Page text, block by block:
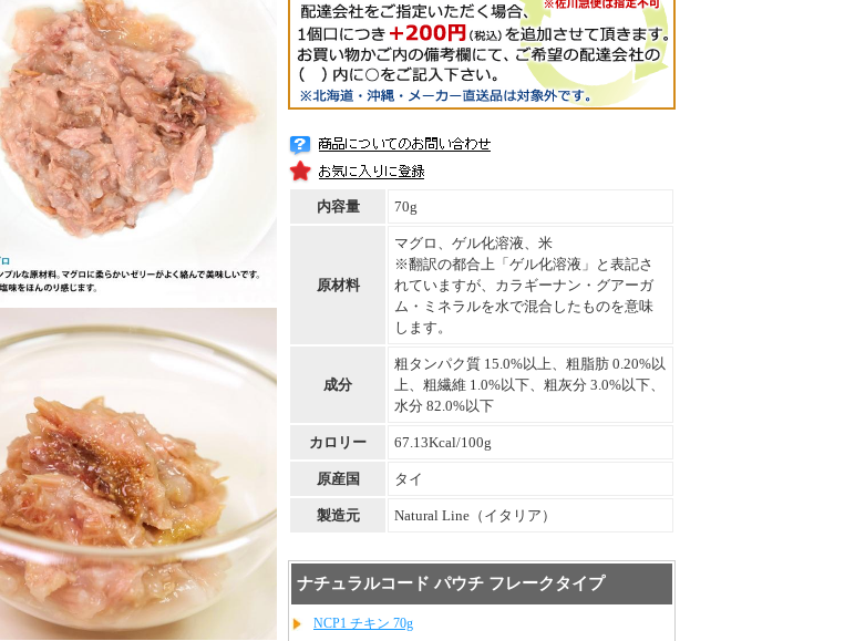
内容量 70g
原材料
マグロ、ゲル化溶液、米
※翻訳の都合上「ゲル化溶液」と表記さ
れていますが、カラギーナン・グアーガ
ム・ミネラルを水で混合したものを意味
します。
成分
粗タンパク質 15.0%以上、粗脂肪 0.20%以
上、粗繊維 1.0%以下、粗灰分 3.0%以下、
水分 82.0%以下
カロリー 67.13Kcal/100g
原産国 タイ
製造元 Natural Line（イタリア）
ナチュラルコード パウチ フレークタイプ
NCP1 チキン 70g